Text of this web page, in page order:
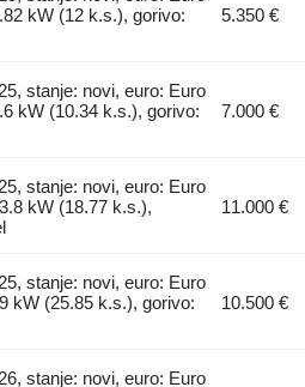
kW (12 k.s.), gorivo:
5.350 €
stanje: novi, euro: Euro
kW (10.34 k.s.), gorivo:
7.000 €
stanje: novi, euro: Euro
kW (18.77 k.s.),
11.000 €
stanje: novi, euro: Euro
kW (25.85 k.s.), gorivo:
10.500 €
stanje: novi, euro: Euro